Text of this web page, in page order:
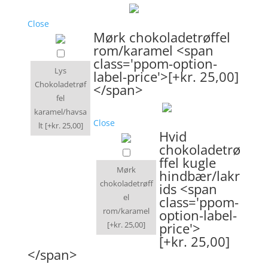
Close
Lys
Chokoladetrøf
fel
karamel/havsa
lt [+kr. 25,00]
Mørk chokoladetrøffel
rom/karamel <span
class='ppom-option-
label-price'>[+kr. 25,00]
</span>
Close
Mørk
chokoladetrøff
el
rom/karamel
[+kr. 25,00]
Hvid
chokoladetrø
ffel kugle
hindbær/lakr
ids <span
class='ppom-
option-label-
price'>
[+kr. 25,00]
</span>